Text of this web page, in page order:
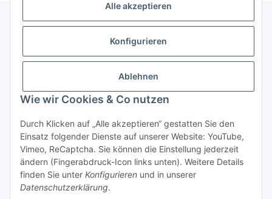
Alle akzeptieren
Konfigurieren
Ablehnen
Wie wir Cookies & Co nutzen
Durch Klicken auf „Alle akzeptieren“ gestatten Sie den
Einsatz folgender Dienste auf unserer Website: YouTube,
Vimeo, ReCaptcha. Sie können die Einstellung jederzeit
ändern (Fingerabdruck-Icon links unten). Weitere Details
finden Sie unter Konfigurieren und in unserer
Datenschutzerklärung.
Gesetzliche Informationen
Vertrag widerrufen
* Alle Preise inkl. gesetzlicher USt., zzgl.